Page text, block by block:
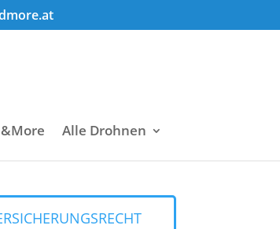
Alle Drohnen